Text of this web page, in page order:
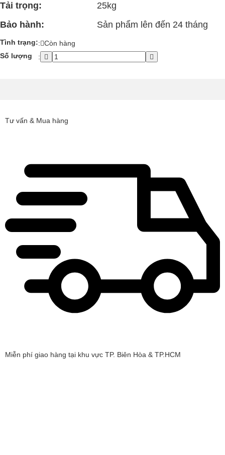
Tải trọng:
25kg
Bảo hành: Sản phẩm lên đến 24 tháng
Tình trạng:: Còn hàng
Số lượng
:
Tư vấn & Mua hàng
Miễn phí giao hàng tại khu vực TP. Biên Hòa & TP.HCM